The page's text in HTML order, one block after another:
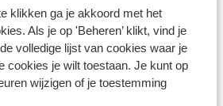
klikken ga je akkoord met het
Als je op 'Beheren’ klikt, vind je
volledige lijst van cookies waar je
cookies je wilt toestaan. Je kunt op
wijzigen of je toestemming